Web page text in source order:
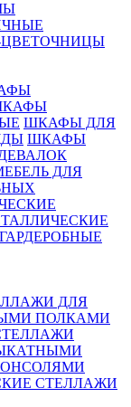
ШКАФЫ ДЛЯ
ШКАФЫ
ДЛЯ
ДЛЯ
ПОЛКАМИ
СТЕЛЛАЖИ